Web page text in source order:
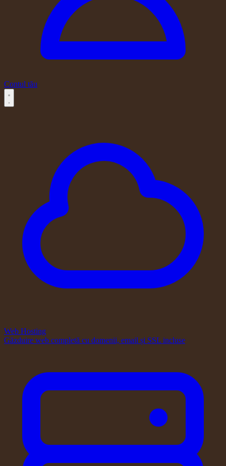
Contul tău
Web Hosting
Găzduire web completă cu domenii, email și SSL incluse